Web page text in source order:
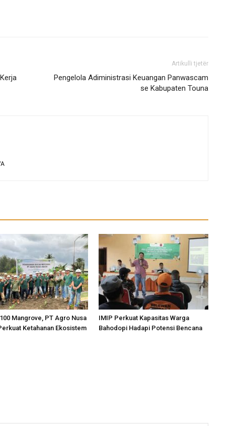
Artikulli tjetër
Pengelola Adiministrasi Keuangan Panwascam
se Kabupaten Touna
Mangrove, PT Agro Nusa
Ketahanan Ekosistem
IMIP Perkuat Kapasitas Warga
Bahodopi Hadapi Potensi Bencana